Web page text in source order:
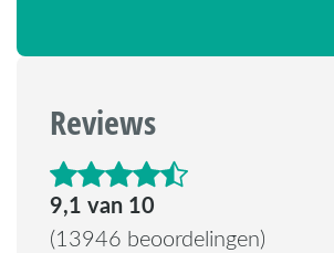
Reviews
4.6 van de 5 sterren
9,1 van 10
(13946 beoordelingen)